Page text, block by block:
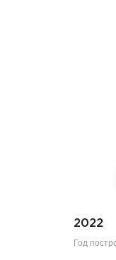
2022
Год